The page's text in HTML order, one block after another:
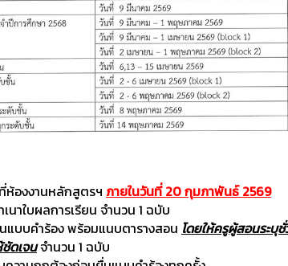
ห้องงานหลักสูตรฯ ภายในวันที่ 20 กุมภาพันธ์ 2569
เนาใบผลการเรียน จำนวน 1 ฉบับ
แบบคำร้อง พร้อมแนบตารางสอน โดยให้ครูผู้สอนระบุชั่
ดเจนจำนวน 1 ฉบับ